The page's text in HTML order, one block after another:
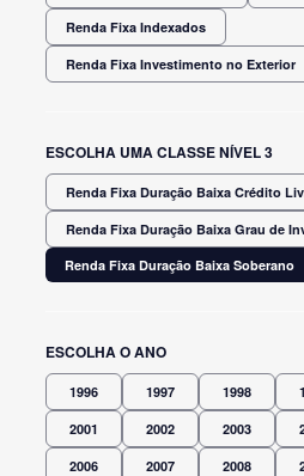
Renda Fixa Indexados
Renda Fixa Investimento no Exterior
ESCOLHA UMA CLASSE NÍVEL 3
Renda Fixa Duração Baixa Crédito
Renda Fixa Duração Baixa Grau de
Renda Fixa Duração Baixa Soberano
ESCOLHA O ANO
1996 1997 1998
2001 2002 2003
2006 2007 2008